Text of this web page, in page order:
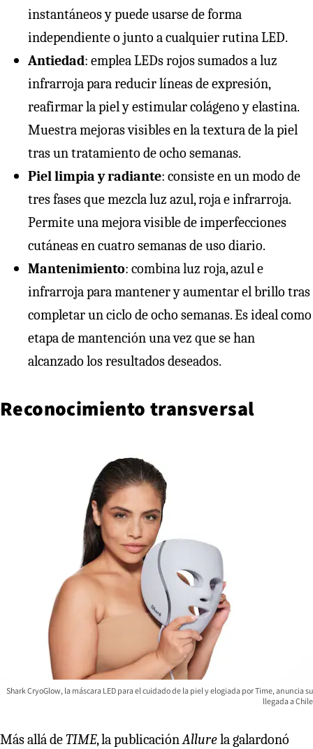
instantáneos y puede usarse de forma
independiente o junto a cualquier rutina LED.
Antiedad: emplea LEDs rojos sumados a luz
infrarroja para reducir líneas de expresión,
reafirmar la piel y estimular colágeno y elastina.
Muestra mejoras visibles en la textura de la piel
tras un tratamiento de ocho semanas.
Piel limpia y radiante: consiste en un modo de
tres fases que mezcla luz azul, roja e infrarroja.
Permite una mejora visible de imperfecciones
cutáneas en cuatro semanas de uso diario.
Mantenimiento: combina luz roja, azul e
infrarroja para mantener y aumentar el brillo tras
completar un ciclo de ocho semanas. Es ideal como
etapa de mantención una vez que se han
alcanzado los resultados deseados.
Reconocimiento transversal
Shark CryoGlow, la máscara LED para el cuidado de la piel y elogiada por Time, anuncia su
llegada a Chile
Más allá deTIME, la publicaciónAllurela galardonó